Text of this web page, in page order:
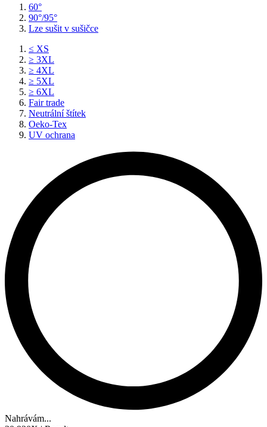
60°
90°/95°
Lze sušit v sušičce
≤ XS
≥ 3XL
≥ 4XL
≥ 5XL
≥ 6XL
Fair trade
Neutrální štítek
Oeko-Tex
UV ochrana
Nahrávám...